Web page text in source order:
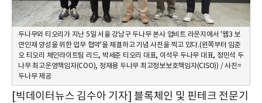
두나무와 티오리가 지난 5일 서울 강남구 두나무 본사 업비트 라운지에서 '웹3 보
안인재 양성을 위한 업무 협약'을 체결하고 기념 사진을 찍고 있다.(왼쪽부터 임준
오 티오리 체인라이트팀 리드, 박세준 티오리 대표, 이석우 두나무 대표, 정민석 두
나무 최고운영책임자(COO), 정재용 두나무 최고정보보호책임자(CISO)) / 사진=
두나무 제공
[빅데이터뉴스 김수아 기자] 블록체인 및 핀테크 전문기